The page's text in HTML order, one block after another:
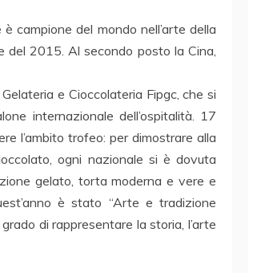
campione del mondo nell’arte della
del 2015. Al secondo posto la Cina,
e Cioccolateria Fipgc, che si
internazionale dell’ospitalità. 17
l’ambito trofeo: per dimostrare alla
ogni nazionale si è dovuta
gelato, torta moderna e vere e
è stato “Arte e tradizione
di rappresentare la storia, l’arte